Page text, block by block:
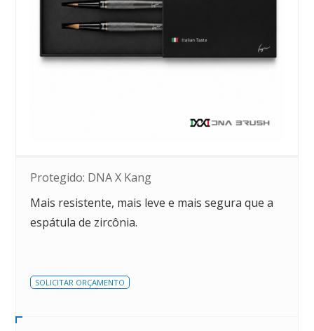
Protegido: DNA X Kang
Mais resistente, mais leve e mais segura que a
espátula de zircônia.
SOLICITAR ORÇAMENTO